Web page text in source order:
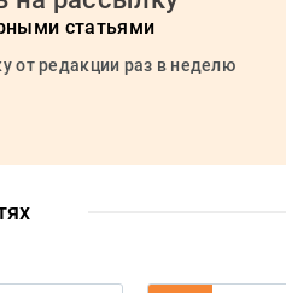
статьями
от редакции раз в неделю